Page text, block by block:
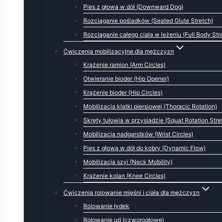
Pies z głową w dół (Downward Dog)
Rozciąganie pośladków (Seated Glute Stretch)
Rozciąganie całego ciała w leżeniu (Full Body
Ćwiczenia mobilizacyjne dla mężczyzn
Krążenie ramion (Arm Circles)
Otwieranie bioder (Hip Opener)
Krążenie bioder (Hip Circles)
Mobilizacja klatki piersiowej (Thoracic Rotation)
Skręty tułowia w przysiadzie (Squat Rotation
Mobilizacja nadgarstków (Wrist Circles)
Pies z głową w dół do kobry (Dynamic Flow)
Mobilizacja szyi (Neck Mobility)
Krążenie kolan (Knee Circles)
Ćwiczenia rolowanie mięśni i ciała dla mężczyzn
Rolowanie łydek
Rolowanie ud (czworogłowe)